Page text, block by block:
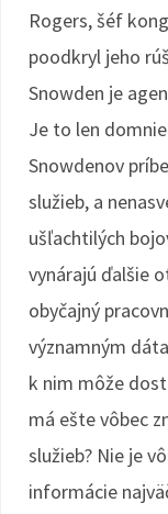
Rogers, šéf
poodkryl jeho
Snowden je
Je to len
Snowdenov
služieb, a
ušľachtilých
vynárajú ďalšie
obyčajný
významným
k nim môže
má ešte vôbec
služieb? Nie je
informácie